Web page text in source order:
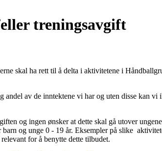
treningsavgift
skal ha rett til å delta i aktivitetene i
andel av de inntektene vi har og uten disse kan vi
og ingen ønsker at dette skal gå utover
og unge 0 - 19 år. Eksempler på slike
for å benytte dette tilbudet.